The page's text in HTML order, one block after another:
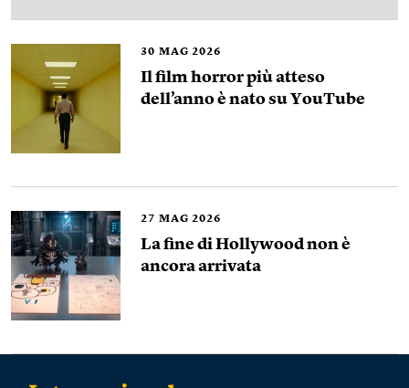
30 MAG 2026
Il film horror più atteso
dell’anno è nato su YouTube
27 MAG 2026
La fine di Hollywood non è
ancora arrivata